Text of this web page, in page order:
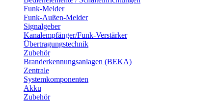
Funk-Melder
Funk-Außen-Melder
Signalgeber
Kanalempfänger/Funk-Verstärker
Übertragungstechnik
Zubehör
Branderkennungsanlagen (BEKA)
Zentrale
Systemkomponenten
Akku
Zubehör